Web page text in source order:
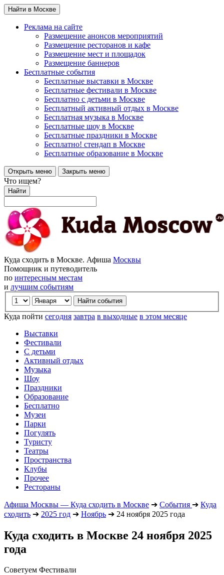
Найти в Москве
Реклама на сайте
Размещение анонсов мероприятий
Размещение ресторанов и кафе
Размещение мест и площадок
Размещение баннеров
Бесплатные события
Бесплатные выставки в Москве
Бесплатные фестивали в Москве
Бесплатно с детьми в Москве
Бесплатный активный отдых в Москве
Бесплатная музыка в Москве
Бесплатные шоу в Москве
Бесплатные праздники в Москве
Бесплатно! стендап в Москве
Бесплатные образование в Москве
Открыть меню Закрыть меню
Что ищем?
Найти
Куда сходить в Москве. Афиша Москвы
Помощник и путеводитель
по интересным местам
и лучшим событиям
Куда пойти сегодня завтра в выходные в этом месяце
Выставки
Фестивали
С детьми
Активный отдых
Музыка
Шоу
Праздники
Образование
Бесплатно
Музеи
Парки
Погулять
Туристу
Театры
Пространства
Клубы
Прочее
Рестораны
Афиша Москвы — Куда сходить в Москве ➔ События ➔ Куда
сходить ➔ 2025 год ➔ Ноябрь ➔ 24 ноября 2025 года
Куда сходить в Москве 24 ноября 2025
года
Советуем Фестивали